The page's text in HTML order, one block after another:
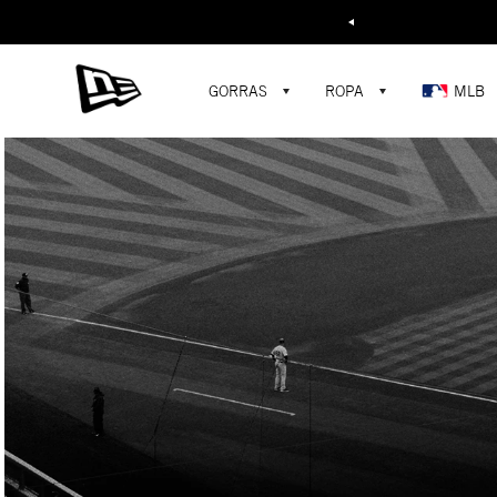
Buscar...
GORRAS ROPA MLB